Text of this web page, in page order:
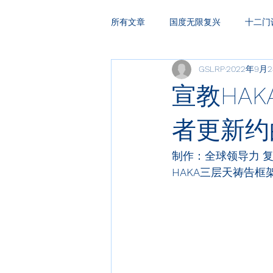
所有文章 国度无限复兴 十二门
HAKA复兴祷告 领袖训练
宣教
者更新
GSLRP2022年9月
制作：全球领导力
HAKA三层天祷告框